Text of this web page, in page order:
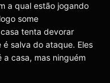
a qual estão jogando
some
tenta devorar
salva do ataque. Eles
casa, mas ninguém